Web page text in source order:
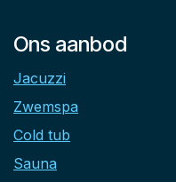
Ons aanbod
Jacuzzi
Zwemspa
Cold tub
Sauna